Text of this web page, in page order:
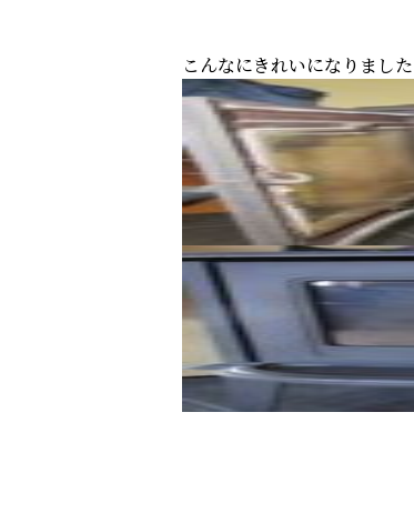
こんなにきれいになりました